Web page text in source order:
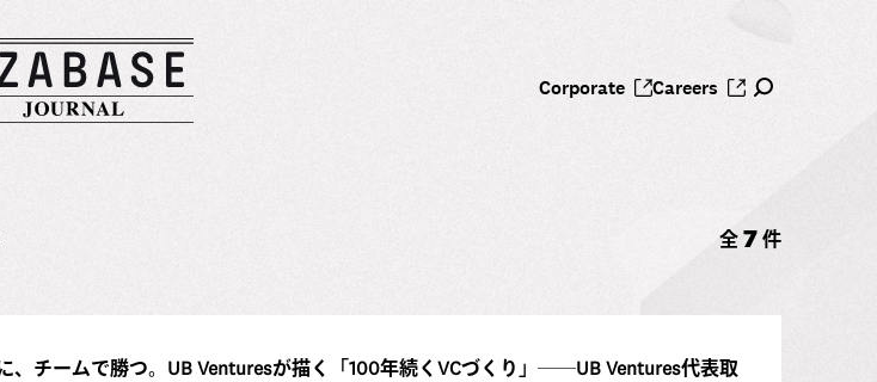
Corporate Careers
全 7 件
、チームで勝つ。UB Venturesが描く「100年続くVCづくり」──UB Ventures代表取